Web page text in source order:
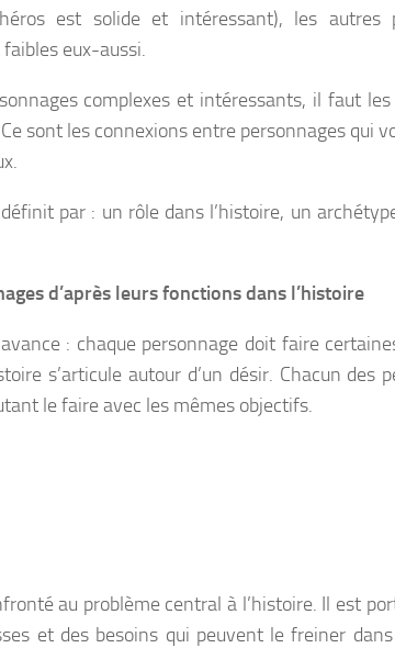
est solide et intéressant), les autres
eux-aussi.
complexes et intéressants, il faut
sont les connexions entre personnages qui
par : un rôle dans l’histoire, un
d’après leurs fonctions dans l’histoire
: chaque personnage doit faire
s’articule autour d’un désir. Chacun des
le faire avec les mêmes objectifs.
au problème central à l’histoire. Il est
et des besoins qui peuvent le freiner